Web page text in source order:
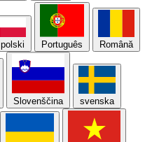
polski Português Română
Slovenščina svenska